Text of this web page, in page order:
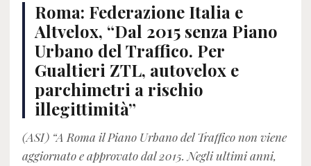
Roma: Federazione Italia e
Altvelox, “Dal 2015 senza Piano
Urbano del Traffico. Per
Gualtieri ZTL, autovelox e
parchimetri a rischio
illegittimità”
(ASI) “A Roma il Piano Urbano del Traffico non viene
aggiornato e approvato dal 2015. Negli ultimi anni,